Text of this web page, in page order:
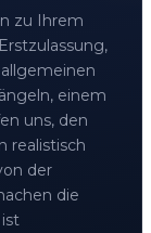
zu Ihrem
einem
uns, den
realistisch
der
die